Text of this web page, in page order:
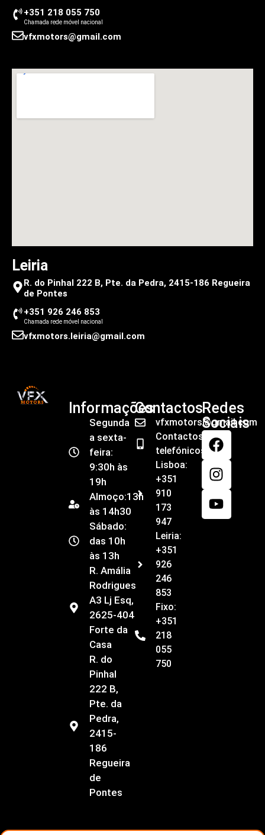
+351 218 055 750
Chamada rede móvel nacional
vfxmotors@gmail.com
Leiria
R. do Pinhal 222 B, Pte. da Pedra, 2415-186 Regueira
de Pontes
+351 926 246 853
Chamada rede móvel nacional
vfxmotors.leiria@gmail.com
Informações
Segunda
a sexta-
feira:
9:30h às
19h
Almoço:13h
às 14h30
Sábado:
das 10h
às 13h
R. Amália
Rodrigues
A3 Lj Esq,
2625-404
Forte da
Casa
R. do
Pinhal
222 B,
Pte. da
Pedra,
2415-
186
Regueira
de
Pontes
Contactos
vfxmotors@gmail.com
Contactos
telefónicos
Lisboa:
+351
910
173
947
Leiria:
+351
926
246
853
Fixo:
+351
218
055
750
Redes
Sociais